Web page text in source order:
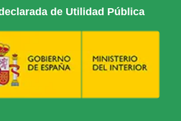
de Utilidad Pública